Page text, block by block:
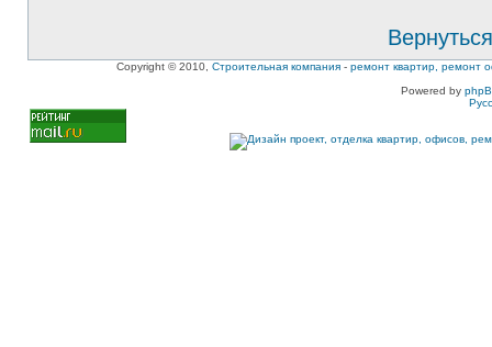
Copyright © 2010, Строительная компания - ремонт квартир, ремонт
Powered by